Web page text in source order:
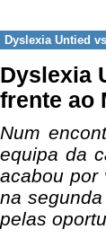
Dyslexia Untied vs
Dyslexia
frente ao
Num
equipa da
acabou por
na
pelas